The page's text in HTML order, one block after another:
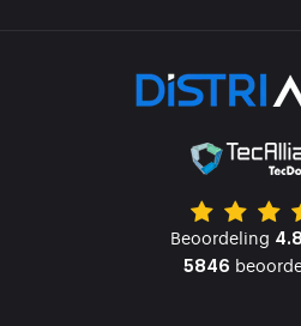
Beoordeling
5846